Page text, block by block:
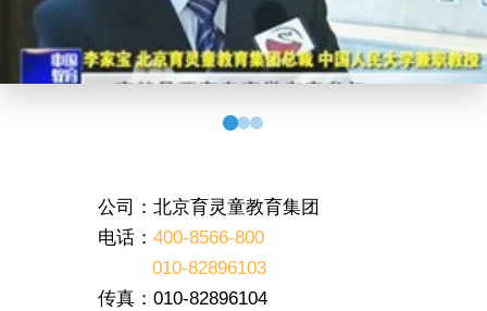
公司：北京育灵童教育集团
电话： 400-8566-800
010-82896103
传真：010-82896104